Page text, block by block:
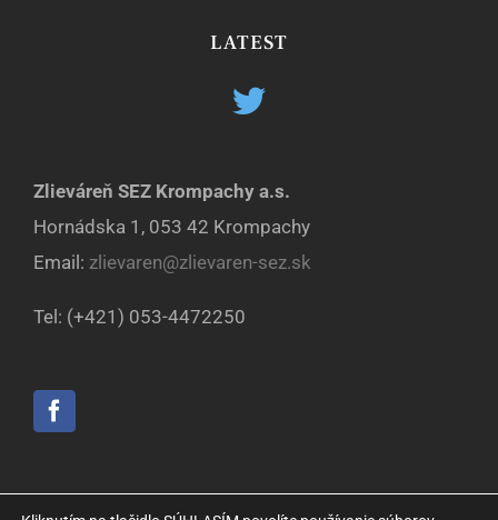
LATEST
Zlieváreň SEZ Krompachy a.s.
Hornádska 1, 053 42 Krompachy
Email: zlievaren@zlievaren-sez.sk
Tel: (+421) 053-4472250